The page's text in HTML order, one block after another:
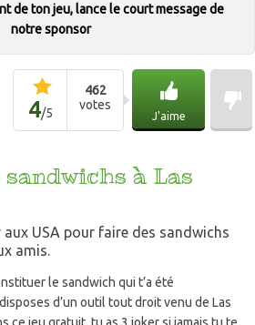
de ton jeu, lance le court message de
notre sponsor
4/5
462
votes
J'aime
à Las
USA pour faire des sandwichs
amis.
le sandwich qui t’a été
d’un outil tout droit venu de Las